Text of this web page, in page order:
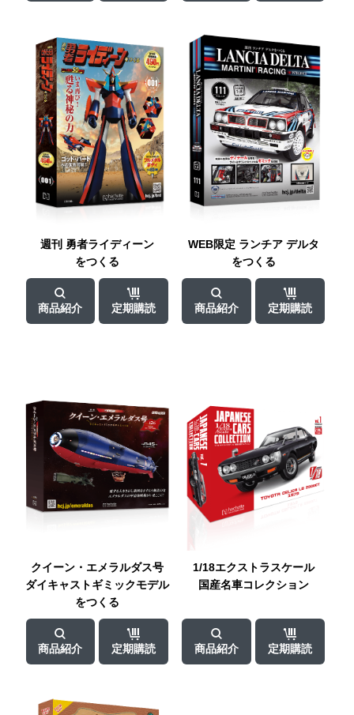
週刊 勇者ライディーン
をつくる
商品紹介 定期購読
WEB限定 ランチア デルタ
をつくる
商品紹介 定期購読
クイーン・ エメラルダス号
ダイキャストギミックモデル
をつくる
商品紹介 定期購読
1/18エクストラスケール
国産名車コレクション
商品紹介 定期購読